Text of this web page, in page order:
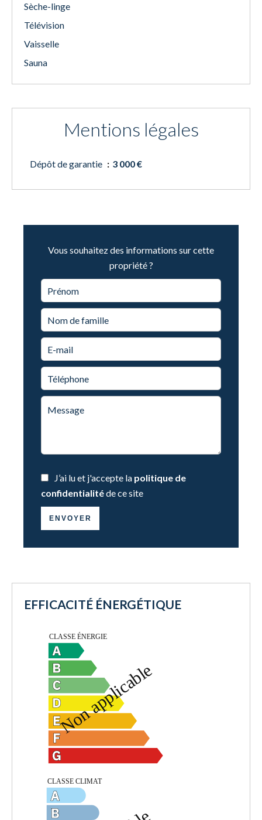
Sèche-linge
Télévision
Vaisselle
Sauna
Mentions légales
Dépôt de garantie 3 000 €
Vous souhaitez des informations sur cette
propriété ?
J’ai lu et j'accepte la politique de
confidentialitéde ce site
ENVOYER
EFFICACITÉ ÉNERGÉTIQUE